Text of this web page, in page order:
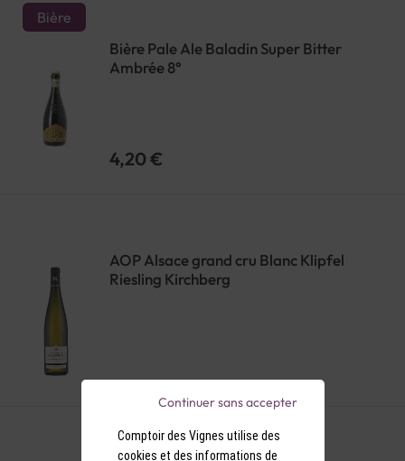
Bière
Bière Pale Ale Baladin Super Bitter
Ambrée 8°
4,20 €
AOP Alsace grand cru Blanc Klipfel
Riesling Kirchberg
Comptoir des Vignes utilise des
cookies et des informations de
Continuer sans accepter